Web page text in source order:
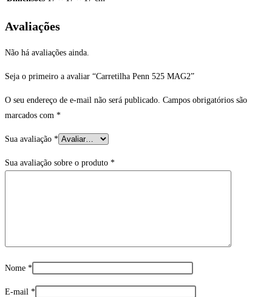
Avaliações
Não há avaliações ainda.
Seja o primeiro a avaliar “Carretilha Penn 525 MAG2”
O seu endereço de e-mail não será publicado. Campos obrigatórios são
marcados com *
Sua avaliação *
Sua avaliação sobre o produto *
Nome *
E-mail *